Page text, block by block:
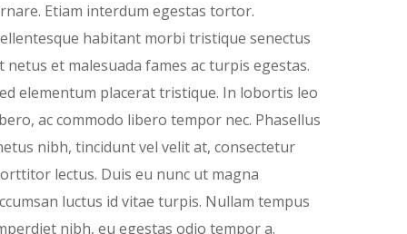
Etiam interdum egestas tortor.
habitant morbi tristique senectus
netus et malesuada fames ac turpis egestas.
elementum placerat tristique. In lobortis leo
ac commodo libero tempor nec. Phasellus
nibh, tincidunt vel velit at, consectetur
lectus. Duis eu nunc ut magna
luctus id vitae turpis. Nullam tempus
nibh, eu egestas odio tempor a.